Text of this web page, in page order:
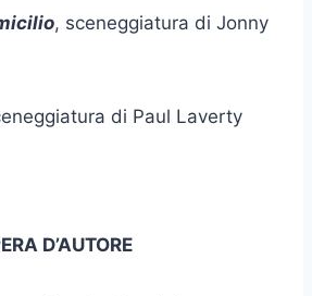
, sceneggiatura di Jonny
di Paul Laverty
D’AUTORE